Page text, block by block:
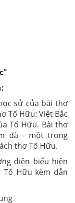
sử của bài thơ
Tố Hữu: Việt Bắc
Tố Hữu. Bài thơ
đà - một trong
thơ Tố Hữu.
diện biểu hiện
Hữu kèm dẫn